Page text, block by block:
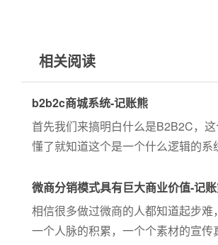
相关阅读
b2b2c商城系统-记账熊
首先我们来搞明白什么是B2B2C，
懂了就知道这个是一个什么逻辑的系
B2B2C，举例我们实际线下生活的场
样的大型商场万达是第一个B，万...
微商分销模式具有巨大商业价值-记
相信很多做过微商的人都知道起步难
一个人脉的积累，一个个素材的宣传